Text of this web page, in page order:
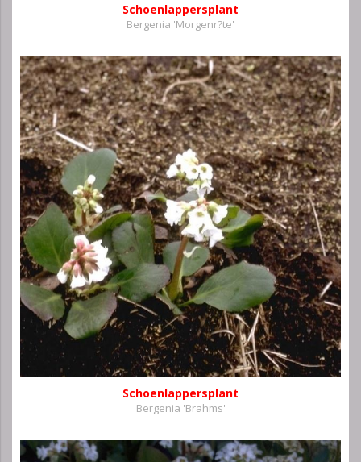
Schoenlappersplant
Bergenia 'Morgenr?te'
Schoenlappersplant
Bergenia 'Brahms'